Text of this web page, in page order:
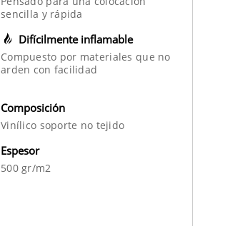
sencilla y rápida
Difícilmente inflamable
Compuesto por materiales que no
arden con facilidad
Composición
Vinílico soporte no tejido
Espesor
500 gr/m2